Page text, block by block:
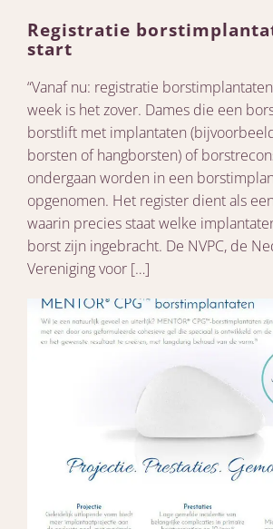
Registratie
start
“Vanaf nu: registratie
week is het zover. Dames die een
borstlift met implantaten
borsten of hangborsten) of
ondergaan worden in een
opgenomen. Het register dient als
waarin precies staat welke
borst zijn ingebracht. De NVPC, de
Vereniging voor […]